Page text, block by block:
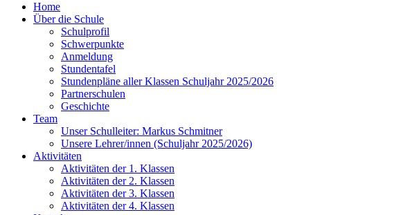
Home
Über die Schule
Schulprofil
Schwerpunkte
Anmeldung
Stundentafel
Stundenpläne aller Klassen Schuljahr 2025/2026
Partnerschulen
Geschichte
Team
Unser Schulleiter: Markus Schmitner
Unsere Lehrer/innen (Schuljahr 2025/2026)
Aktivitäten
Aktivitäten der 1. Klassen
Aktivitäten der 2. Klassen
Aktivitäten der 3. Klassen
Aktivitäten der 4. Klassen